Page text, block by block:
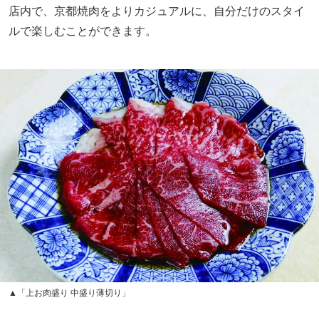
店内で、京都焼肉をよりカジュアルに、自分だけのスタイ
ルで楽しむことができます。
▲「上お肉盛り 中盛り薄切り」